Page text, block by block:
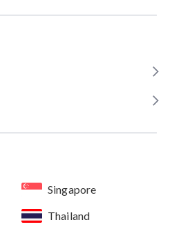
Singapore
Thailand